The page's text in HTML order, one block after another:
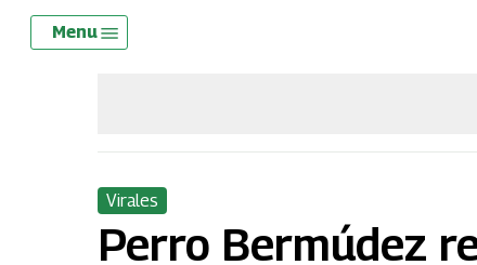
Skip
Menu
Virales
Perro Bermúdez
Menu